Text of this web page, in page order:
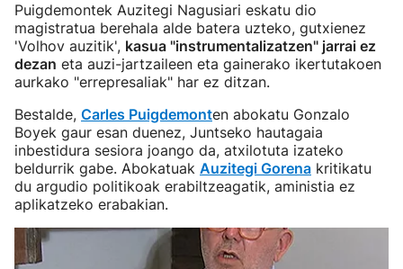
Puigdemontek Auzitegi Nagusiari eskatu dio
magistratua berehala alde batera uzteko, gutxienez
'Volhov auzitik', kasua "instrumentalizatzen" jarrai ez
dezan eta auzi-jartzaileen eta gainerako ikertutakoen
aurkako "errepresaliak" har ez ditzan.
Bestalde, Carles Puigdemonten abokatu Gonzalo
Boyek gaur esan duenez, Juntseko hautagaia
inbestidura sesiora joango da, atxilotuta izateko
beldurrik gabe. Abokatuak Auzitegi Gorena kritikatu
du argudio politikoak erabiltzeagatik, aministia ez
aplikatzeko erabakian.